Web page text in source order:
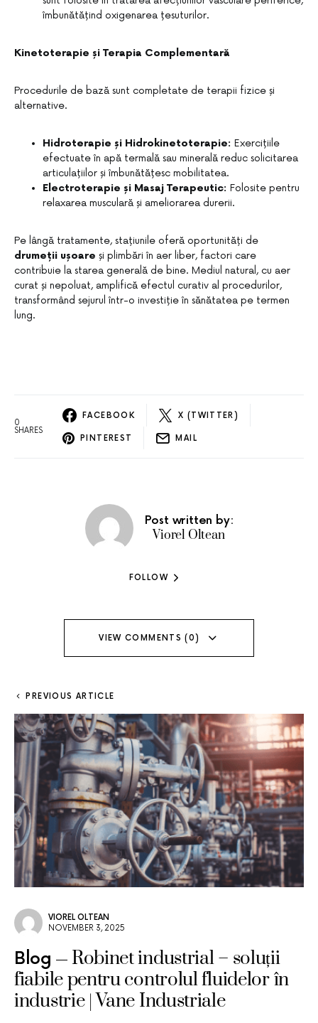
îmbunătățind oxigenarea țesuturilor.
Kinetoterapie și Terapia Complementară
Procedurile de bază sunt completate de terapii fizice și
alternative.
Hidroterapie și Hidrokinetoterapie: Exercițiile
efectuate în apă termală sau minerală reduc solicitarea
articulațiilor și îmbunătățesc mobilitatea.
Electroterapie și Masaj Terapeutic: Folosite pentru
relaxarea musculară și ameliorarea durerii.
Pe lângă tratamente, stațiunile oferă oportunități de
drumeții ușoare și plimbări în aer liber, factori care
contribuie la starea generală de bine. Mediul natural, cu aer
curat și nepoluat, amplifică efectul curativ al procedurilor,
transformând sejurul într-o investiție în sănătatea pe termen
lung.
0
SHARES
FACEBOOK X (TWITTER)
PINTEREST MAIL
Post written by:
Viorel Oltean
FOLLOW
VIEW COMMENTS (0)
PREVIOUS ARTICLE
VIOREL OLTEAN
NOVEMBER 3, 2025
Blog
Robinet industrial – soluții
fiabile pentru controlul fluidelor în
industrie | Vane Industriale